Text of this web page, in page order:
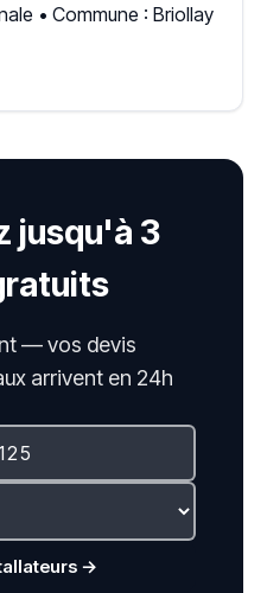
• Commune : Briollay
jusqu'à 3
— vos devis
arrivent en 24h
→